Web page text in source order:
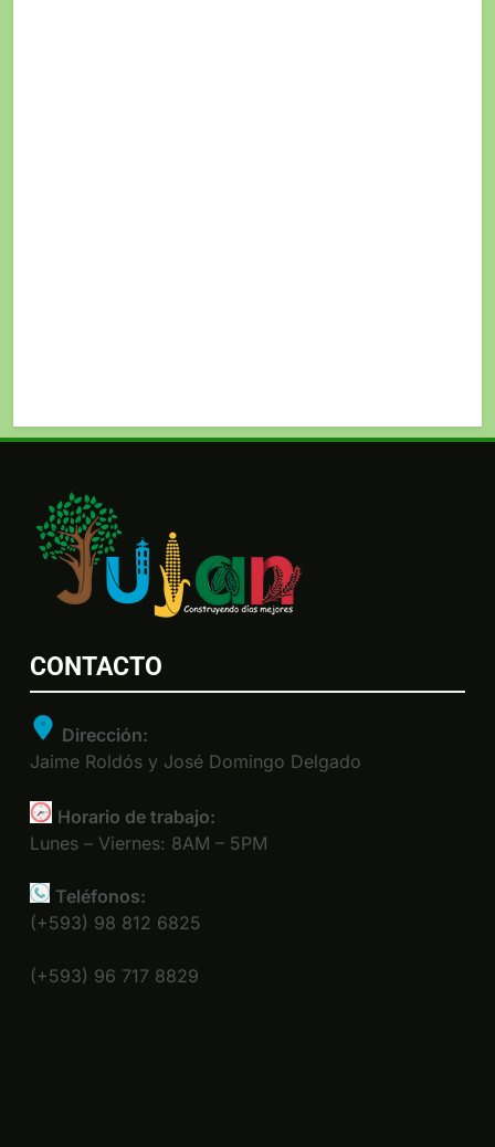
CONTACTO
Dirección:
Jaime Roldós y José Domingo Delgado
Horario de trabajo:
Lunes – Viernes: 8AM – 5PM
Teléfonos:
(+593) 98 812 6825
(+593) 96 717 8829